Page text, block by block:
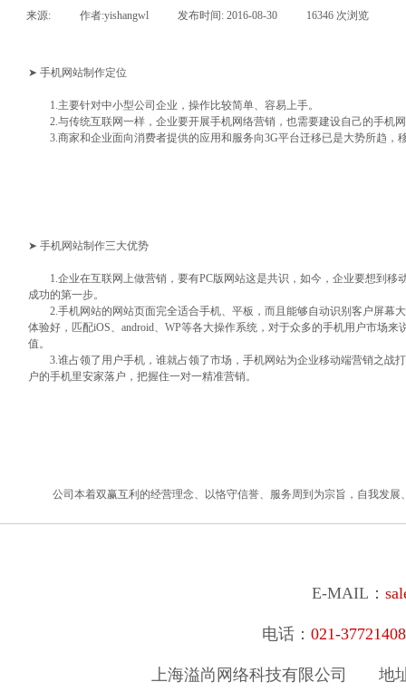
来源: 作者:yishangwl 发布时间: 2016-08-30 16346 次浏览
➤ 手机网站制作定位
1.主要针对中小型公司企业，操作比较简单、容易上手。
2.与传统互联网一样，企业要开展手机网络营销，也需要建设自己的手机
3.商家和企业面向消费者提供的应用和服务向3G平台迁移已是大势所趋，
➤ 手机网站制作三大优势
1.企业在互联网上做营销，要有PC版网站这是共识，如今，企业要想到移
成功的第一步。
2.手机网站的网站页面完全适合手机、平板，而且能够自动识别客户屏幕
体验好，匹配iOS、android、WP等各大操作系统，对于众多的手机用户市场
值。
3.谁占领了用户手机，谁就占领了市场，手机网站为企业移动端营销之战
户的手机里安家落户，把握住一对一精准营销。
公司本着双赢互利的经营理念、以恪守信誉、服务周到为宗旨，自我发
E-MAIL：
电话： 021-
上海溢尚网络科技有限公司 地